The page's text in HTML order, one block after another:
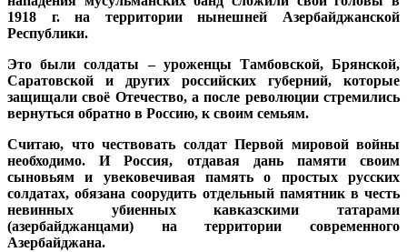
1918 г. на территории нынешней Азербайджанской
Республики.
Это были солдаты – уроженцы Тамбовской, Брянской,
Саратовской и других российских губерний, которые
защищали своё Отечество, а после революции стремились
вернуться обратно в Россию, к своим семьям.
Считаю, что чествовать солдат Первой мировой войны
необходимо. И Россия, отдавая дань памяти своим
сыновьям и увековечивая память о простых русских
солдатах, обязана соорудить отдельный памятник в честь
невинных убиенных кавказскими татарами
(азербайджанцами) на территории современного
Азербайджана.